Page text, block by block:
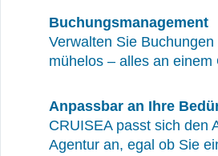
Buchungsmanagement
Verwalten Sie
mühelos – alles an einem
Anpassbar an Ihre
CRUISEA passt sich den
Agentur an, egal ob Sie